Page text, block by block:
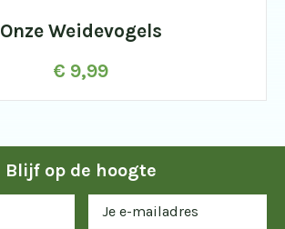
Onze Weidevogels
€ 9,99
Blijf op de hoogte